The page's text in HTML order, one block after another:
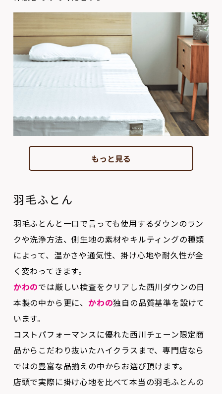
もっと見る
羽毛ふとん
羽毛ふとんと一口で言っても使用するダウンのラン
によって、温かさや通気性、掛け心地や耐久性が全
く変わってきます。
かわの
では厳しい検査をクリアした西川ダウンの日
本製の中から更に、
います。
コストパフォーマンスに優れた西川チェーン限定商
品からこだわり抜いたハイクラスまで、専門店なら
ではの豊富な品揃えの中からお選び頂けます。
店頭で実際に掛け心地を比べて本当の羽毛ふとんの
良さを体感してください。